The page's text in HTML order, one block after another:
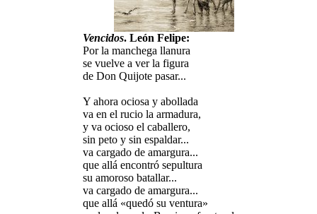
Vencidos. León Felipe:
Por la manchega llanura
se vuelve a ver la figura
de Don Quijote pasar...
Y ahora ociosa y abollada
va en el rucio la armadura,
y va ocioso el caballero,
sin peto y sin espaldar...
va cargado de amargura...
que allá encontró sepultura
su amoroso batallar...
va cargado de amargura...
que allá «quedó su ventura»